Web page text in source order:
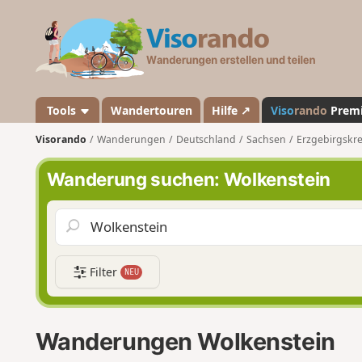
a
n
d
o
Tools Wandertouren Hilfe ↗ Visorando
Visorando Wanderungen Deutschland Sachsen
Wanderung suchen: Wolkenstein
Filter NEU
Wanderungen Wolkenstein